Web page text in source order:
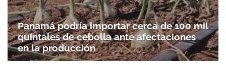
Panamá podría importar cerca de 100 mil
quintales de cebolla ante afectaciones
en la producción